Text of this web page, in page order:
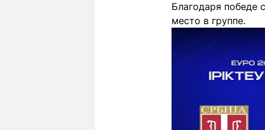
Благодаря победе
место в группе.